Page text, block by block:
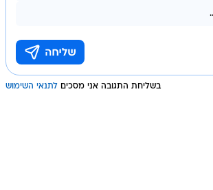
בשליחת התגובה אני מסכים לתנאי השימוש